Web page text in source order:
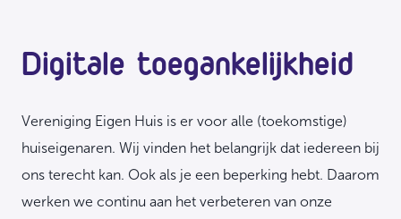
Digitale toegankelijkheid
Vereniging Eigen Huis is er voor alle (toekomstige)
huiseigenaren. Wij vinden het belangrijk dat iedereen bij
ons terecht kan. Ook als je een beperking hebt. Daarom
werken we continu aan het verbeteren van onze